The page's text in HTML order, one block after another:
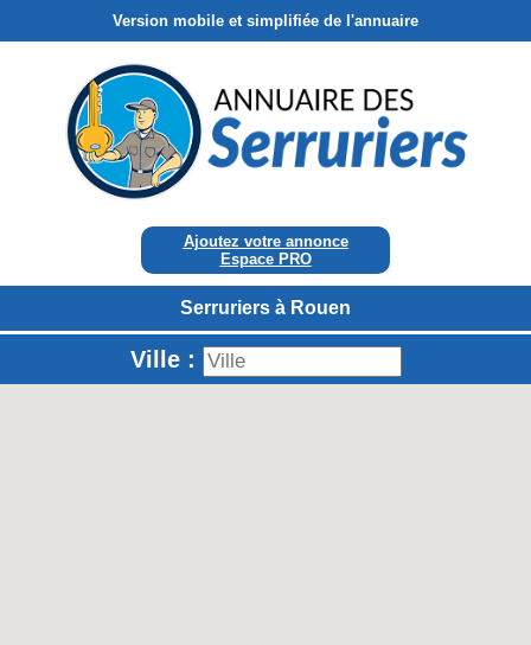
Version mobile et simplifiée de l'annuaire
Ajoutez votre annonce
Espace PRO
Serruriers à Rouen
Ville :